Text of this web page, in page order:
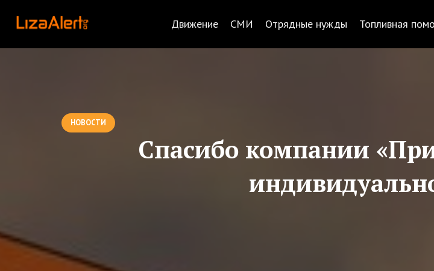
Движение СМИ Отрядные нужды Топливная
НОВОСТИ
Спасибо компании